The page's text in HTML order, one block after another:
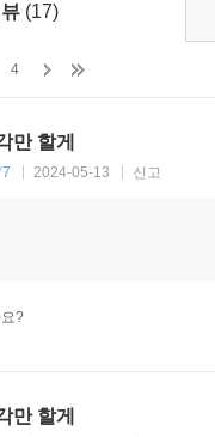
래
바람
가다오
에/ 스치는 바람/ 강물
한다면」 중에서
한 자 한 자 손으로 직
행위이기도 하다. 그
은 특수화/ 나아가 다
도 처음부터 다시 채워질
(17)
4
만 할게
2024-05-13 신고
?
만 할게